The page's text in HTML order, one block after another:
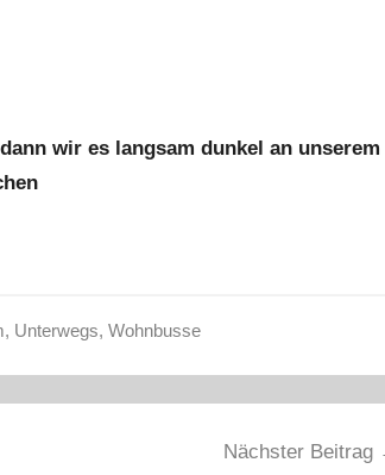
wir es langsam dunkel an unserem
, Unterwegs, Wohnbusse
Nächster Beitrag